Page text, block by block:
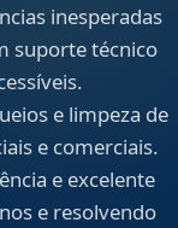
inesperadas
suporte técnico
e limpeza de
e comerciais.
e excelente
e resolvendo